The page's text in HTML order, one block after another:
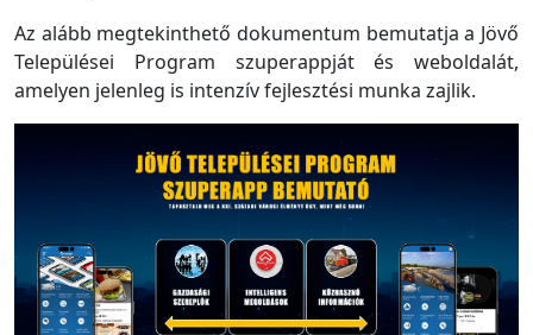
Az alább megtekinthető dokumentum bemutatja a Jövő
Települései Program szuperappját és weboldalát,
amelyen jelenleg is intenzív fejlesztési munka zajlik.